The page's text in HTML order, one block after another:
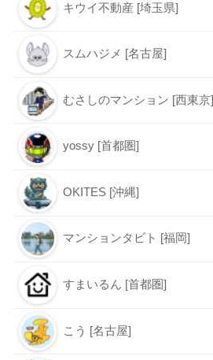
キウイ不動産 [埼玉県]
スムハジメ [名古屋]
むさしのマンション [西東京]
yossy [首都圏]
OKITES [沖縄]
マンションタビト [福岡]
すまいるん [首都圏]
こう [名古屋]